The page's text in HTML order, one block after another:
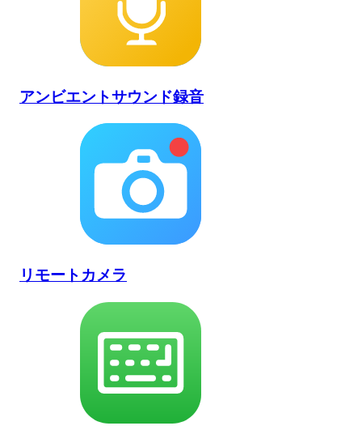
アンビエントサウンド録音
リモートカメラ